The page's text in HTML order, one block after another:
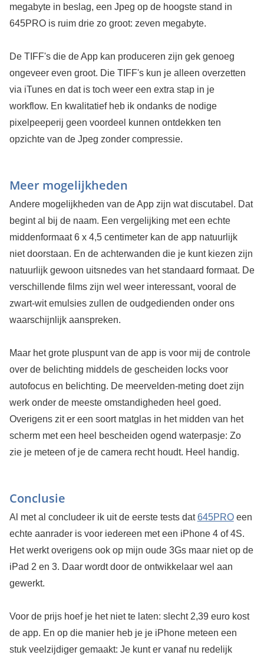
megabyte in beslag, een Jpeg op de hoogste stand in
645PRO is ruim drie zo groot: zeven megabyte.
De TIFF's die de App kan produceren zijn gek genoeg
ongeveer even groot. Die TIFF's kun je alleen overzetten
via iTunes en dat is toch weer een extra stap in je
workflow. En kwalitatief heb ik ondanks de nodige
pixelpeeperij geen voordeel kunnen ontdekken ten
opzichte van de Jpeg zonder compressie.
Meer mogelijkheden
Andere mogelijkheden van de App zijn wat discutabel. Dat
begint al bij de naam. Een vergelijking met een echte
middenformaat 6 x 4,5 centimeter kan de app natuurlijk
niet doorstaan. En de achterwanden die je kunt kiezen zijn
natuurlijk gewoon uitsnedes van het standaard formaat. De
verschillende films zijn wel weer interessant, vooral de
zwart-wit emulsies zullen de oudgedienden onder ons
waarschijnlijk aanspreken.
Maar het grote pluspunt van de app is voor mij de controle
over de belichting middels de gescheiden locks voor
autofocus en belichting. De meervelden-meting doet zijn
werk onder de meeste omstandigheden heel goed.
Overigens zit er een soort matglas in het midden van het
scherm met een heel bescheiden ogend waterpasje: Zo
zie je meteen of je de camera recht houdt. Heel handig.
Conclusie
Al met al concludeer ik uit de eerste tests dat645PROeen
echte aanrader is voor iedereen met een iPhone 4 of 4S.
Het werkt overigens ook op mijn oude 3Gs maar niet op de
iPad 2 en 3. Daar wordt door de ontwikkelaar wel aan
gewerkt.
Voor de prijs hoef je het niet te laten: slecht 2,39 euro kost
de app. En op die manier heb je je iPhone meteen een
stuk veelzijdiger gemaakt: Je kunt er vanaf nu redelijk